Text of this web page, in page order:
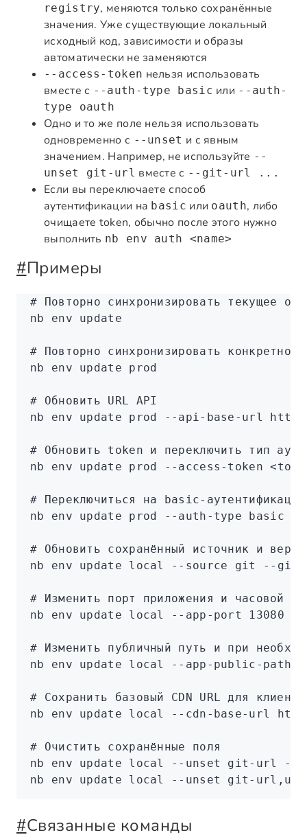
registry, меняются только сохранённые
значения. Уже существующие локальный
исходный код, зависимости и образы
автоматически не заменяются
--access-token нельзя использовать
вместе с --auth-type basic или --auth-
type oauth
Одно и то же поле нельзя использовать
одновременно с --unset и с явным
значением. Например, не используйте --
unset git-url вместе с --git-url ...
Если вы переключаете способ
аутентификации на basic или oauth, либо
очищаете token, обычно после этого нужно
выполнить nb env auth <name>
#Примеры
# Повторно синхронизировать текущее
nb env update
# Повторно синхронизировать конкретное
nb env update prod
# Обновить URL API
nb env update prod --api-base-url
# Обновить token и переключить тип
nb env update prod --access-token <toke
# Переключиться на basic-
nb env update prod --auth-type basic
# Обновить сохранённый источник и
nb env update local --source git --git-
# Изменить порт приложения и часовой
nb env update local --app-port 13080
# Изменить публичный путь и при
nb env update local --app-public-path
# Сохранить базовый CDN URL для
nb env update local --cdn-base-url
# Очистить сохранённые поля
nb env update local --unset git-url
--
nb env update local --unset git-
#Связанные команды